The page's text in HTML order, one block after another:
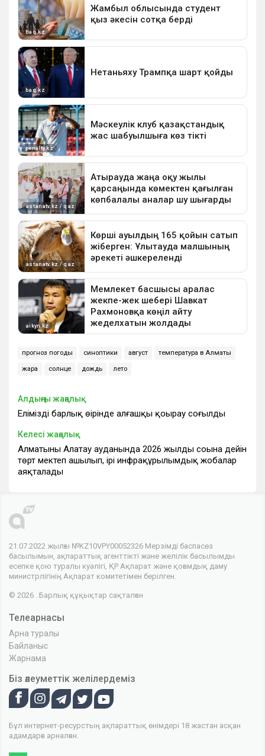
прогноз погоды синоптики август температура в Алматы
жара солнце дождь лето
Алдыңғы жаңалық
Еліміздің барлық өңірінде алғашқы қоңырау соғылды
Келесі жаңалық
Алматының Алатау ауданында 2026 жылдың соңына дейін
төрт мектеп ашылып, ірі инфрақұрылымдық жобалар
аяқталады
21.07.2022 жылғы №KZ10VPY00052326 Мерзімді баспасөз
басылымын, ақпараттық агенттікті және желілік басылымды
есепке қою туралы куәлігі, ҚР Ақпарат және қоғамдық даму
министрлігінің Ақпарат комитетімен берілген.
© 2026 . Барлық құқықтар сақталған
Телеарнасы
Арна туралы
Байланыс
Жарнама
Біз әлеуметтік желілердеміз
Бұл интернет-ресурстың ақпараттық өнімдері 18 жастан асқан
адамдарға арналған.